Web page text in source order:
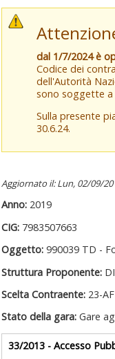
dal 1/7/2024 è
Codice dei
dell'Autorità
sono soggette a
Sulla presente
30.6.24.
Aggiornato il: Lun, 02/09/
Anno: 2019
CIG: 7983507663
Oggetto: 990039 TD -
Struttura Proponente:
Scelta Contraente: 23-
Stato della gara: Gare
33/2013 - Accesso